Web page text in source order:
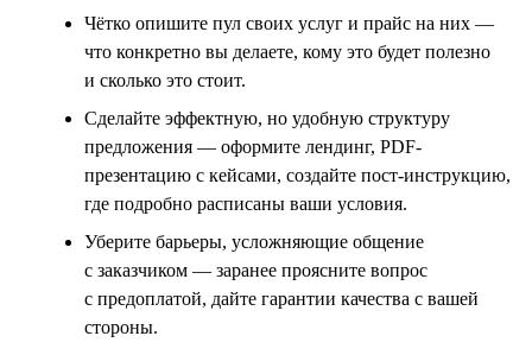
Чётко опишите пул своих услуг и прайс на них —
что конкретно вы делаете, кому это будет полезно
и сколько это стоит.
Сделайте эффектную, но удобную структуру
предложения — оформите лендинг, PDF-
презентацию с кейсами, создайте пост-инструкцию,
где подробно расписаны ваши условия.
Уберите барьеры, усложняющие общение
с заказчиком — заранее проясните вопрос
с предоплатой, дайте гарантии качества с вашей
стороны.